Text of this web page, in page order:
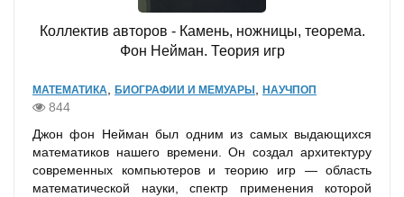
Коллектив авторов - Камень, ножницы, теорема.
Фон Нейман. Теория игр
МАТЕМАТИКА БИОГРАФИИ И МЕМУАРЫ НАУЧПОП
844
Джон фон Нейман был одним из самых выдающихся
математиков нашего времени. Он создал архитектуру
современных компьютеров и теорию игр — область
математической науки, спектр применения которой